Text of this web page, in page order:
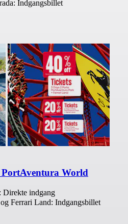
Indgangsbillet
World
Direkte indgang
Ferrari Land: Indgangsbillet